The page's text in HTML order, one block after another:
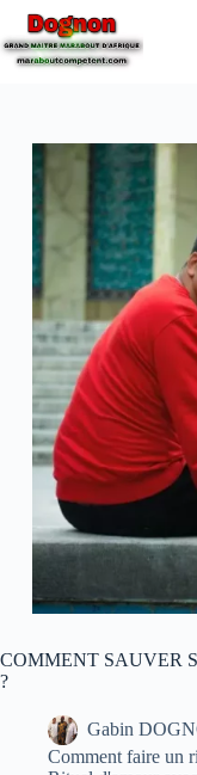
COMMENT SAUVER
?
Gabin
Comment faire un